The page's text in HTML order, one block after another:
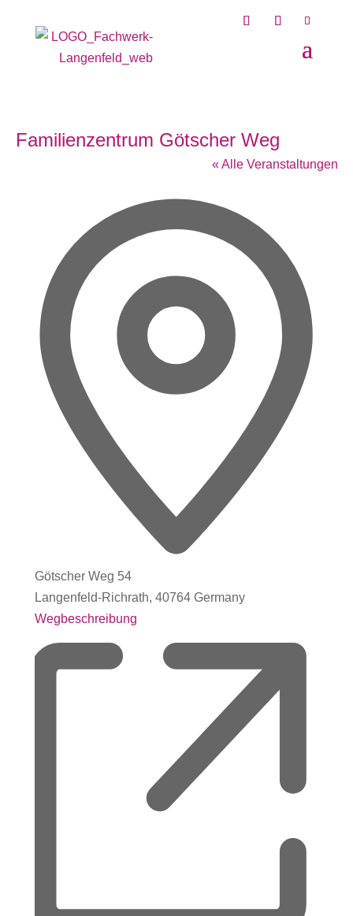
Familienzentrum Götscher Weg
« Alle Veranstaltungen
Götscher Weg 54
Langenfeld-Richrath, 40764 Germany
Wegbeschreibung